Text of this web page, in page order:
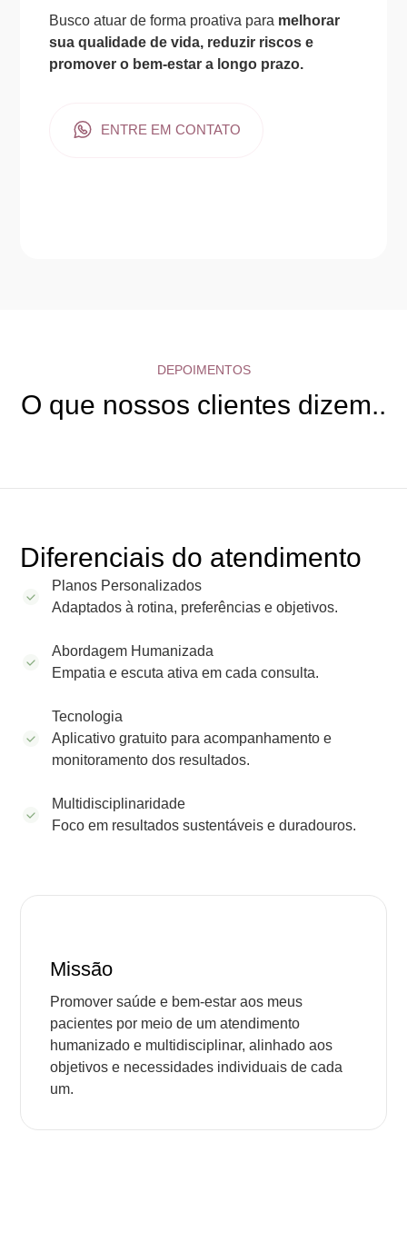
Busco atuar de forma proativa para melhorar
sua qualidade de vida, reduzir riscos e
promover o bem-estar a longo prazo.
ENTRE EM CONTATO
DEPOIMENTOS
O que nossos clientes dizem..
Diferenciais do atendimento
Planos Personalizados
Adaptados à rotina, preferências e objetivos.
Abordagem Humanizada
Empatia e escuta ativa em cada consulta.
Tecnologia
Aplicativo gratuito para acompanhamento e
monitoramento dos resultados.
Multidisciplinaridade
Foco em resultados sustentáveis e duradouros.
Missão
Promover saúde e bem-estar aos meus
pacientes por meio de um atendimento
humanizado e multidisciplinar, alinhado aos
objetivos e necessidades individuais de cada
um.